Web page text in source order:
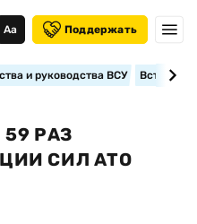
Аа Поддержать
и руководства ВСУ
РАЗ
СИЛ АТО